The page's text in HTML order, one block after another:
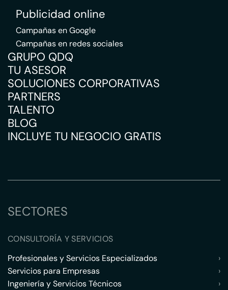
Publicidad online
Campañas en Google
Campañas en redes sociales
GRUPO QDQ
TU ASESOR
SOLUCIONES CORPORATIVAS
PARTNERS
TALENTO
BLOG
INCLUYE TU NEGOCIO GRATIS
SECTORES
CONSULTORÍA Y SERVICIOS
Profesionales y Servicios Especializados
›
Servicios para Empresas
›
Ingeniería y Servicios Técnicos
›